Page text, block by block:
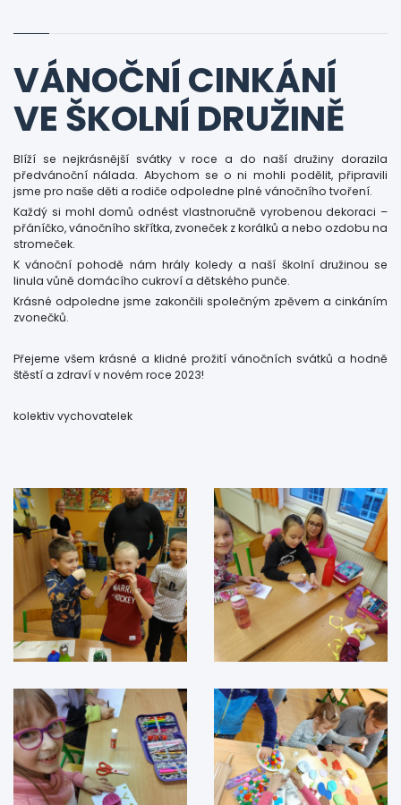
VÁNOČNÍ CINKÁNÍ
VE ŠKOLNÍ DRUŽINĚ
Blíží se nejkrásnější svátky v roce a do naší družiny dorazila
předvánoční nálada. Abychom se o ni mohli podělit, připravili
jsme pro naše děti a rodiče odpoledne plné vánočního tvoření.
Každý si mohl domů odnést vlastnoručně vyrobenou dekoraci –
přáníčko, vánočního skřítka, zvoneček z korálků a nebo ozdobu na
stromeček.
K vánoční pohodě nám hrály koledy a naší školní družinou se
linula vůně domácího cukroví a dětského punče.
Krásné odpoledne jsme zakončili společným zpěvem a cinkáním
zvonečků.
Přejeme všem krásné a klidné prožití vánočních svátků a hodně
štěstí a zdraví v novém roce 2023!
kolektiv vychovatelek